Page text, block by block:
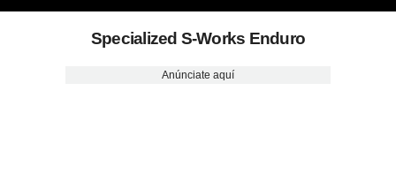
Specialized S-Works Enduro
Anúnciate aquí